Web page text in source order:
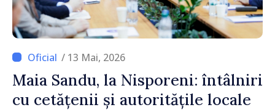
/ 13 Mai, 2026
Maia Sandu, la Nisporeni: întâlniri
cu cetățenii și autoritățile locale